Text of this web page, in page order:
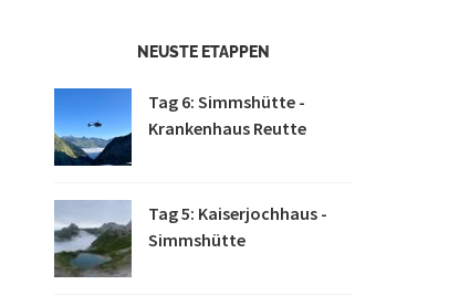
NEUSTE ETAPPEN
Tag 6: Simmshütte -
Krankenhaus Reutte
Tag 5: Kaiserjochhaus -
Simmshütte